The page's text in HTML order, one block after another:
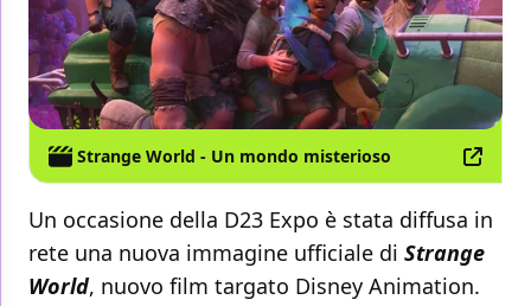
Strange World - Un mondo misterioso
Un occasione della D23 Expo è stata diffusa in
rete una nuova immagine ufficiale di Strange
World, nuovo film targato Disney Animation.